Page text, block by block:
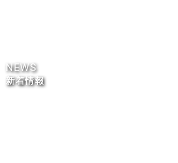
NEWS
新着情報